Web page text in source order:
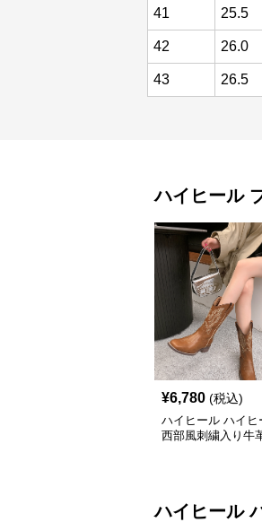
41 25.5
42 26.0
43 26.5
ハイヒール
¥6,780 (税込)
ハイヒール ハイヒ
西部風刺繍入り牛
ハイヒール